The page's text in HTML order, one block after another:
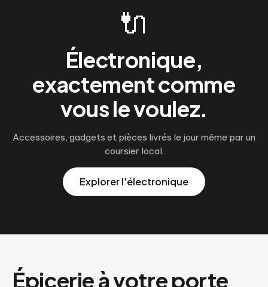
🔌
Électronique,
exactement comme
vous le voulez.
Accessoires, gadgets et pièces livrés le jour même par un
coursier local.
Explorer l'électronique
Épicerie à votre porte